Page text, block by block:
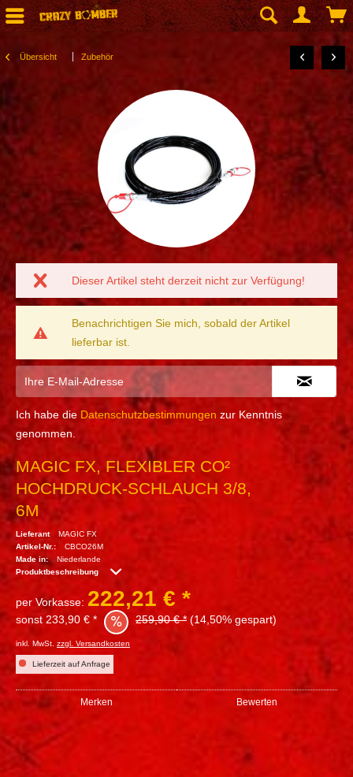
Übersicht Zubehör
Dieser Artikel steht derzeit nicht zur Verfügung!
Benachrichtigen Sie mich, sobald der Artikel
lieferbar ist.
Ich habe die Datenschutzbestimmungen zur Kenntnis
genommen.
MAGIC FX, FLEXIBLER CO²
HOCHDRUCK-SCHLAUCH 3/8,
6M
Lieferant
MAGIC FX
Artikel-Nr.:
CBCO26M
Made in:
Niederlande
Produktbeschreibung
per Vorkasse: 222,21 € *
sonst 233,90 € * 259,90 € * (14,50% gespart)
inkl. MwSt. zzgl. Versandkosten
Lieferzeit auf Anfrage
Merken Bewerten